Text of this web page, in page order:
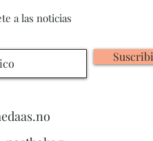
a las noticias